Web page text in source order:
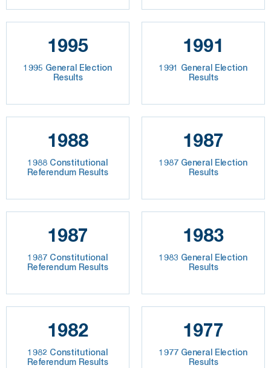
1995
1995 General Election
Results
1991
1991 General Election
Results
1988
1988 Constitutional
Referendum Results
1987
1987 General Election
Results
1987
1987 Constitutional
Referendum Results
1983
1983 General Election
Results
1982
1982 Constitutional
Referendum Results
1977
1977 General Election
Results